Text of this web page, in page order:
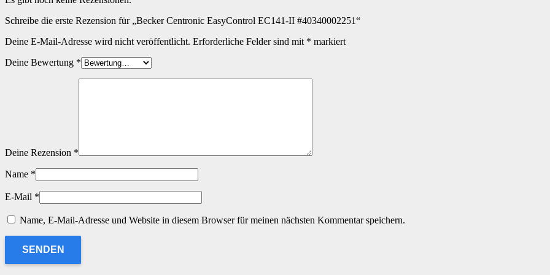
Schreibe die erste Rezension für „Becker Centronic EasyControl EC141-​II #40340002251“
Deine E-Mail-Adresse wird nicht veröffentlicht. Erforderliche Felder sind mit * markiert
Deine Bewertung *
Deine Rezension *
Name *
E-Mail *
Name, E-Mail-Adresse und Website in diesem Browser für meinen nächsten Kommentar speichern.